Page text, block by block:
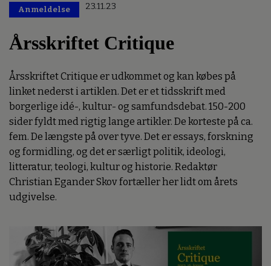
Anmeldelse 23.11.23
Årsskriftet Critique
Årsskriftet Critique er udkommet og kan købes på
linket nederst i artiklen. Det er et tidsskrift med
borgerlige idé-, kultur- og samfundsdebat. 150-200
sider fyldt med rigtig lange artikler. De korteste på ca.
fem. De længste på over tyve. Det er essays, forskning
og formidling, og det er særligt politik, ideologi,
litteratur, teologi, kultur og historie. Redaktør
Christian Egander Skov fortæller her lidt om årets
udgivelse.